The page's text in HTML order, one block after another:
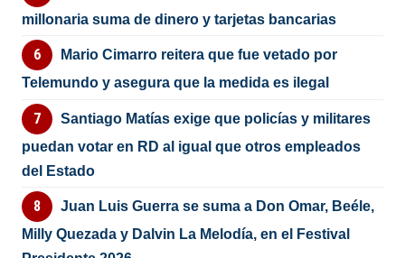
millonaria suma de dinero y tarjetas bancarias
Mario Cimarro reitera que fue vetado por
Telemundo y asegura que la medida es ilegal
Santiago Matías exige que policías y militares
puedan votar en RD al igual que otros empleados
del Estado
Juan Luis Guerra se suma a Don Omar, Beéle,
Milly Quezada y Dalvin La Melodía, en el Festival